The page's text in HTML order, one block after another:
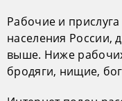
Рабочие и
населения России,
выше. Ниже
бродяги, нищие,